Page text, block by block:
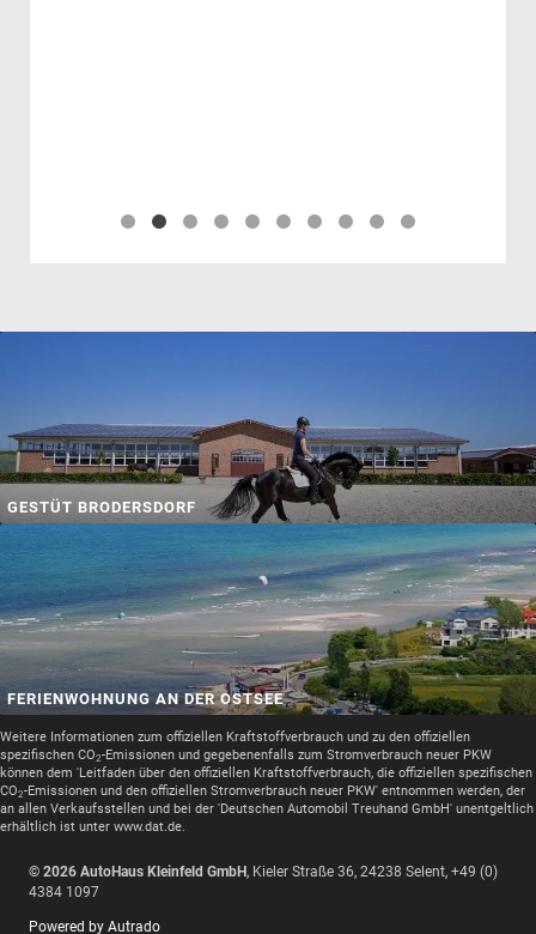
GESTÜT BRODERSDORF
FERIENWOHNUNG AN DER OSTSEE
Weitere Informationen zum offiziellen Kraftstoffverbrauch und zu den offiziellen
spezifischen CO2-Emissionen und gegebenenfalls zum Stromverbrauch neuer PKW
können dem 'Leitfaden über den offiziellen Kraftstoffverbrauch, die offiziellen spezifischen
CO2-Emissionen und den offiziellen Stromverbrauch neuer PKW' entnommen werden, der
an allen Verkaufsstellen und bei der 'Deutschen Automobil Treuhand GmbH' unentgeltlich
erhältlich ist unter www.dat.de.
© 2026 AutoHaus Kleinfeld GmbH, Kieler Straße 36, 24238 Selent, +49 (0)
4384 1097
Powered by Autrado